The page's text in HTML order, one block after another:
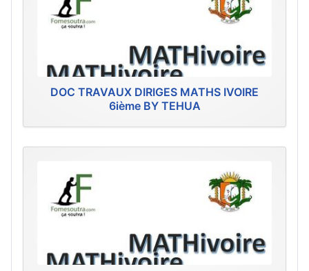
DOC TRAVAUX DIRIGES MATHS IVOIRE
6ième BY TEHUA